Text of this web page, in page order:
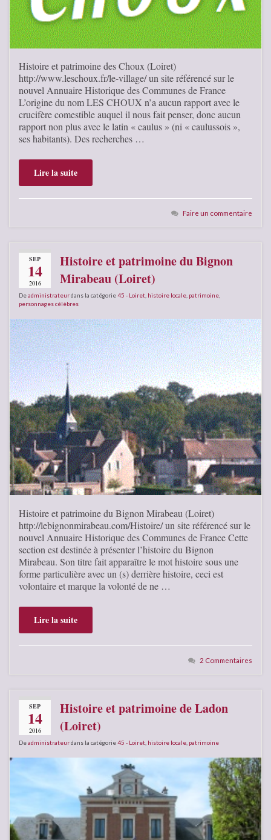
Histoire et patrimoine des Choux (Loiret)
http://www.leschoux.fr/le-village/ un site référencé sur le
nouvel Annuaire Historique des Communes de France
L’origine du nom LES CHOUX n’a aucun rapport avec le
crucifère comestible auquel il nous fait penser, donc aucun
rapport non plus avec le latin « caulus » (ni « caulussois »,
ses habitants). Des recherches …
Lire la suite
Faire un commentaire
SEP
14
2016
Histoire et patrimoine du Bignon
Mirabeau (Loiret)
Deadministrateurdans la catégorie45 - Loiret histoire locale patrimoine
personnages célèbres
Histoire et patrimoine du Bignon Mirabeau (Loiret)
http://lebignonmirabeau.com/Histoire/ un site référencé sur le
nouvel Annuaire Historique des Communes de France Cette
section est destinée à présenter l’histoire du Bignon
Mirabeau. Son titre fait apparaître le mot histoire sous une
forme particulière avec un (s) derrière histoire, ceci est
volontaire et marque la volonté de ne …
Lire la suite
2 Commentaires
SEP
14
2016
Histoire et patrimoine de Ladon
(Loiret)
Deadministrateurdans la catégorie45 - Loiret histoire locale patrimoine